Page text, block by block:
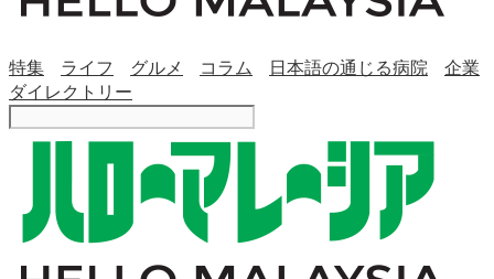
特集 ライフ グルメ コラム 日本語の通じる病院
企業
ダイレクトリー